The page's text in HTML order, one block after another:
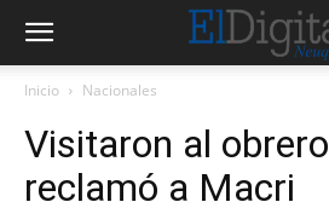
Inicio Nacionales
Visitaron al
reclamó a Macri